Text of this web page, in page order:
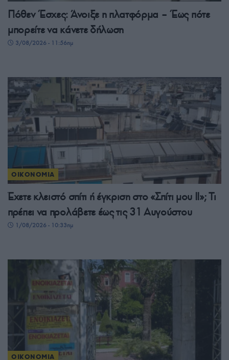
Πόθεν Έσχες: Άνοιξε η πλατφόρμα – Έως πότε
μπορείτε να κάνετε δήλωση
3/08/2026 - 11:56πμ
ΟΙΚΟΝΟΜΙΑ
Έχετε κλειστό σπίτι ή έγκριση στο «Σπίτι μου ΙΙ»; Τι
πρέπει να προλάβετε έως τις 31 Αυγούστου
1/08/2026 - 10:33πμ
ΟΙΚΟΝΟΜΙΑ